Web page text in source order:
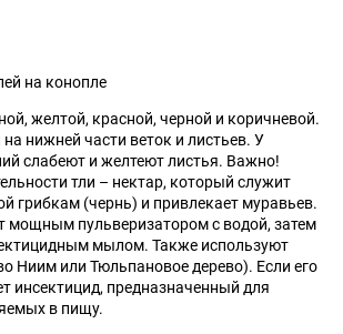
желтой, красной, черной и коричневой.
нижней части веток и листьев. У
слабеют и желтеют листья. Важно!
тли – нектар, который служит
грибкам (чернь) и привлекает муравьев.
мощным пульверизатором с водой, затем
мылом. Также используют
Ниим или Тюльпановое дерево). Если его
инсектицид, предназначенный для
в пищу.